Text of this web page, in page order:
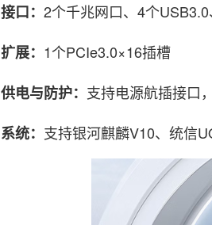
接口： 2个千兆网口、4个
扩展： 1个PCIe3.0×16插槽
供电与防护： 支持电源航插接口
系统： 支持银河麒麟V10、统信